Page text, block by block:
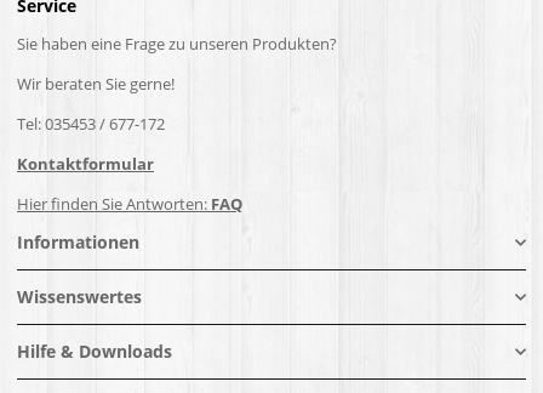
Service
Sie haben eine Frage zu unseren Produkten?
Wir beraten Sie gerne!
Tel: 035453 / 677-172
Kontaktformular
Hier finden Sie Antworten: FAQ
Informationen
Wissenswertes
Hilfe & Downloads